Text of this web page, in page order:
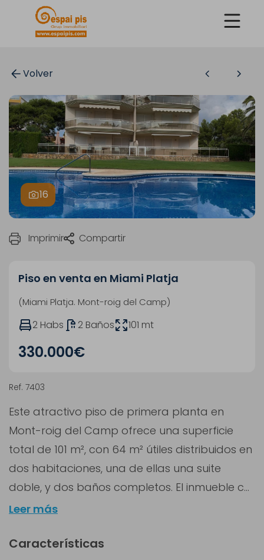
Volver
16
Imprimir Compartir
Piso en venta en Miami Platja
(Miami Platja. Mont-roig del Camp)
2 Habs 2 Baños 101 mt
330.000€
Ref. 7403
Este atractivo piso de primera planta en
Mont-roig del Camp ofrece una superficie
total de 101 m², con 64 m² útiles distribuidos en
dos habitaciones, una de ellas una suite
doble, y dos baños completos. El inmueble c...
Leer más
Características